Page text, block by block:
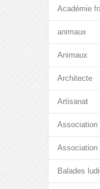
Académie
animaux
Animaux
Architecte
Artisanat
Association
Association
Balades